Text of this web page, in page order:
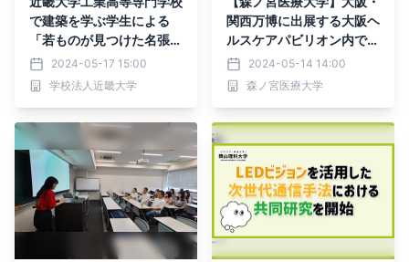
で建築を学ぶ学生による
「若ものが見つけた名張市
旧市街地の魅力を発信する
動画の制作」発表会につい
て
2024-05-17 15:00
学校法人近畿大学
関西万博に出展する大阪ヘ
ルスケアパビリオン内で本
学教員の研究が展示されま
す！
2024-05-14 14:00
森ノ宮医療大学